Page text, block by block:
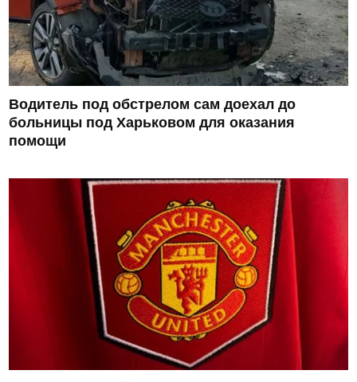
Водитель под обстрелом сам доехал до
больницы под Харьковом для оказания
помощи